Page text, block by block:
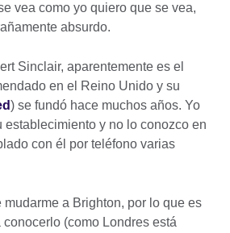
vea como yo quiero que se vea,
absurdo.
Sinclair, aparentemente es el
en el Reino Unido y su
) se fundó hace muchos años. Yo
establecimiento y no lo conozco en
con él por teléfono varias
mudarme a Brighton, por lo que es
(como Londres está